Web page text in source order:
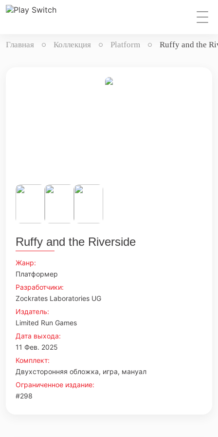
Главная Коллекция Platform Ruffy and the
Ruffy and the Riverside
Жанр:
Платформер
Разработчики:
Zockrates Laboratories UG
Издатель:
Limited Run Games
Дата выхода:
11 Фев. 2025
Комплект:
Двухсторонняя обложка, игра, мануал
Ограниченное издание:
#298